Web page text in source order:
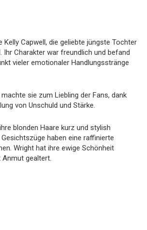
Kelly Capwell, die geliebte jüngste Tochter
Ihr Charakter war freundlich und befand
vieler emotionaler Handlungsstränge
sie zum Liebling der Fans, dank
von Unschuld und Stärke.
blonden Haare kurz und stylish
haben eine raffinierte
Wright hat ihre ewige Schönheit
gealtert.